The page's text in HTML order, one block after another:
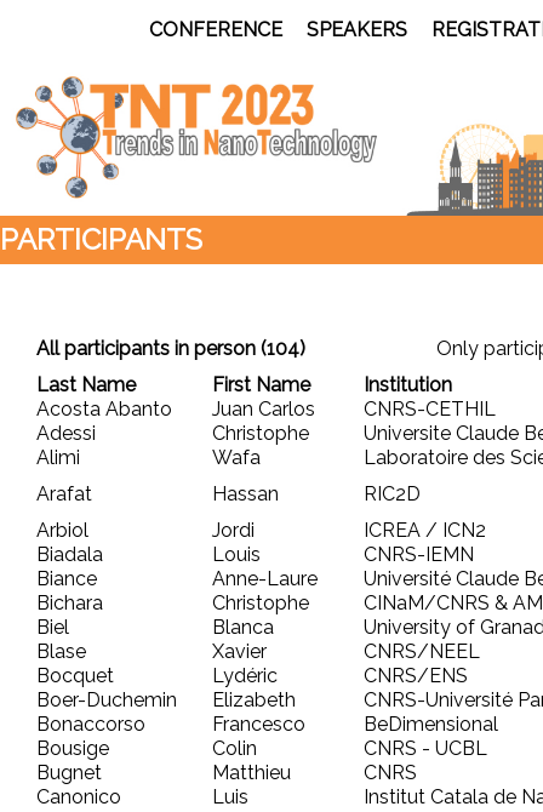
CONFERENCE SPEAKERS
PARTICIPANTS
All participants in person(104)
Only
Last Name
First Name
Institution
Acosta Abanto
Juan Carlos
CNRS-CETHIL
Adessi
Christophe
Universite Claude
Alimi
Wafa
Laboratoire des
Arafat
Hassan
RIC2D
Arbiol
Jordi
ICREA / ICN2
Biadala
Louis
CNRS-IEMN
Biance
Anne-Laure
Université Claude
Bichara
Christophe
CINaM/CNRS &
Biel
Blanca
University of
Blase
Xavier
CNRS/NEEL
Bocquet
Lydéric
CNRS/ENS
Boer-Duchemin
Elizabeth
CNRS-Université
Bonaccorso
Francesco
BeDimensional
Bousige
Colin
CNRS - UCBL
Bugnet
Matthieu
CNRS
Canonico
Luis
Institut Catala de